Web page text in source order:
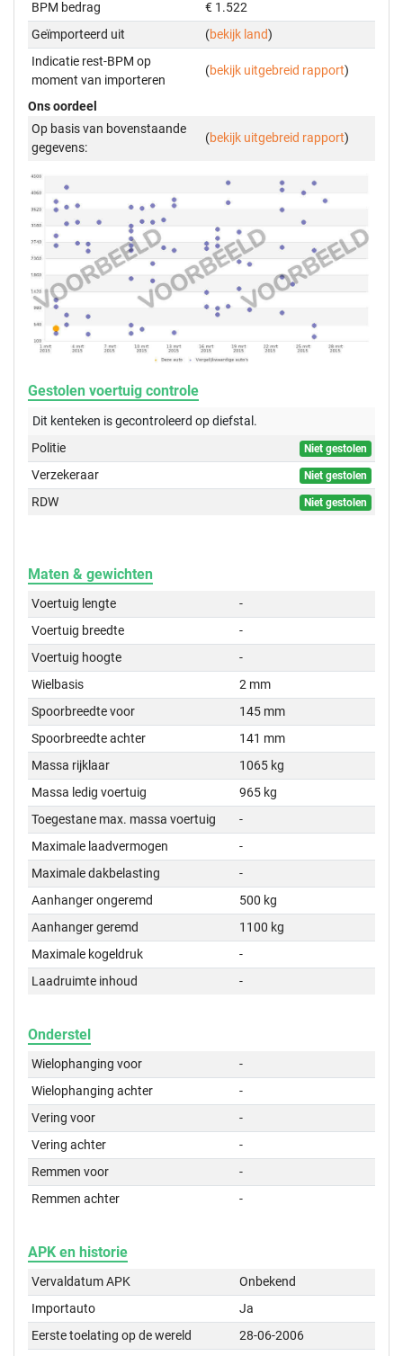
BPM bedrag
€ 1.522
Geïmporteerd uit
(bekijk land)
Indicatie rest-BPM op
moment van importeren
(bekijk uitgebreid rapport)
Ons oordeel
Op basis van bovenstaande
gegevens:
(bekijk uitgebreid rapport)
Gestolen voertuig controle
Dit kenteken is gecontroleerd opdiefstal.
Politie
Niet gestolen
Verzekeraar Niet gestolen
RDW Niet gestolen
Maten & gewichten
Voertuig lengte
-
Voertuig breedte
-
Voertuig hoogte
-
Wielbasis
2 mm
Spoorbreedte voor
145 mm
Spoorbreedte achter
141 mm
Massa rijklaar
1065 kg
Massa ledig voertuig
965 kg
Toegestane max. massa voertuig
-
Maximale laadvermogen
-
Maximale dakbelasting
-
Aanhanger ongeremd
500 kg
Aanhanger geremd
1100 kg
Maximale kogeldruk
-
Laadruimte inhoud
-
Onderstel
Wielophanging voor
-
Wielophanging achter
-
Vering voor
-
Vering achter
-
Remmen voor
-
Remmen achter
-
APK en historie
Vervaldatum APK
Onbekend
Importauto
Ja
Eerste toelating op de wereld
28-06-2006